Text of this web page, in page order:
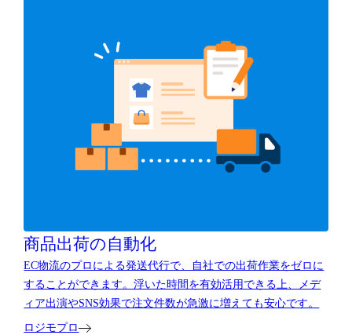
商品出荷の自動化
EC物流のプロによる発送代行で、自社での出荷作業をゼロに
することができます。浮いた時間を有効活用できる上、メデ
ィア出演やSNS効果で注文件数が急激に増えても安心です。
ロジモプロ